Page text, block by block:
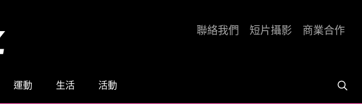
運動 生活 活動
聯絡我們 短片攝影 商業合作